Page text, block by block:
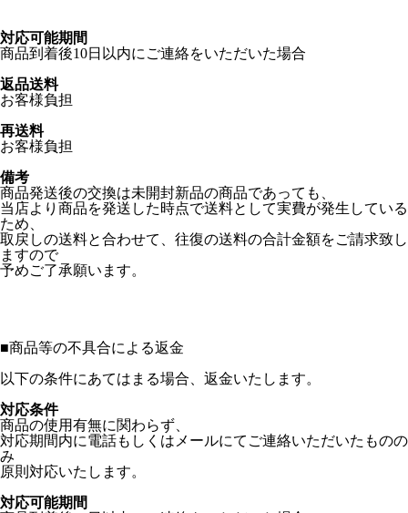
対応可能期間
商品到着後10日以内にご連絡をいただいた場合
返品送料
お客様負担
再送料
お客様負担
備考
商品発送後の交換は未開封新品の商品であっても、
当店より商品を発送した時点で送料として実費が発生している
ため、
取戻しの送料と合わせて、往復の送料の合計金額をご請求致し
ますので
予めご了承願います。
■商品等の不具合による返金
以下の条件にあてはまる場合、返金いたします。
対応条件
商品の使用有無に関わらず、
対応期間内に電話もしくはメールにてご連絡いただいたものの
み
原則対応いたします。
対応可能期間